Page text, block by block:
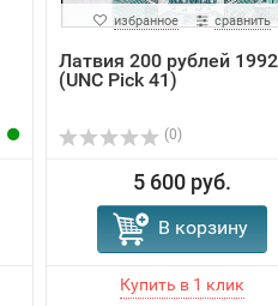
избранное сравнить
Латвия 200 рублей 1992
(UNC Pick 41)
(0)
5 600 руб.
В корзину